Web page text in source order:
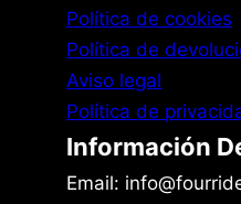
Política de cookies
Política de
Aviso legal
Política de
Información
Email: